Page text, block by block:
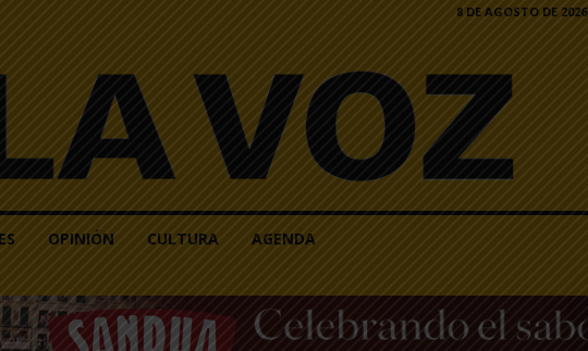
8 DE AGOSTO DE 2026
OPINIÓN CULTURA AGENDA